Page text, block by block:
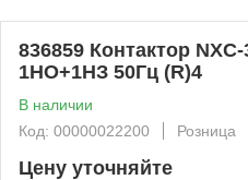
836859 Контактор
1НО+1НЗ 50Гц (R)4
В наличии
Код: 00000022200
Розница
Цену уточняйте